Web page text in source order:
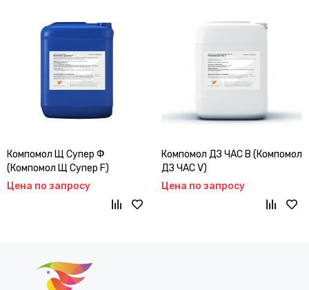
Компомол Щ Супер Ф
(Компомол Щ Супер F)
Цена по запросу
Компомол ДЗ ЧАС В (Компомол
ДЗ ЧАС V)
Цена по запросу